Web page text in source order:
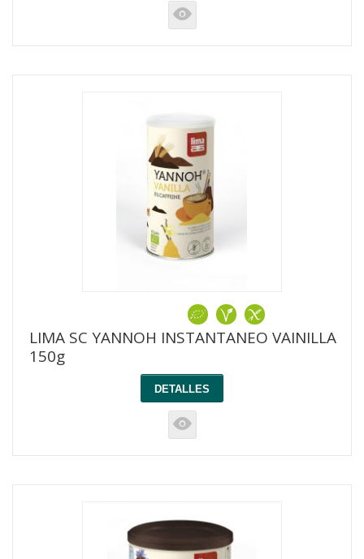
K
LIMA SC YANNOH INSTANTANEO VAINILLA
150g
DETALLES
K